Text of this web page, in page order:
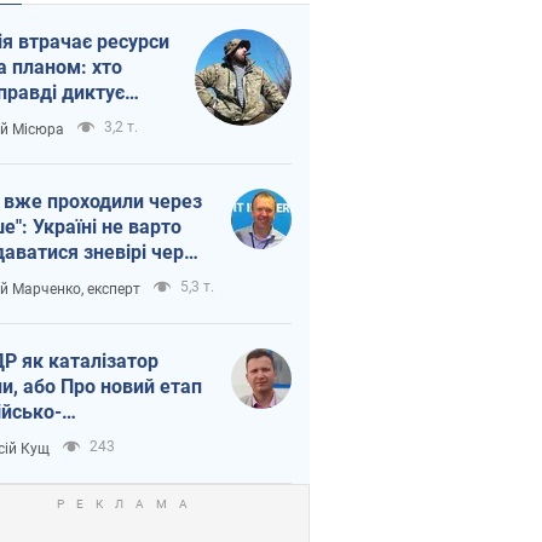
втрачає ресурси
планом: хто
диктує
війни
Місюра 3,2 т.
проходили через
Україні не варто
зневірі через
терор
Марченко, експерт 5,3 т.
як каталізатор
або Про новий етап
Кущ 243